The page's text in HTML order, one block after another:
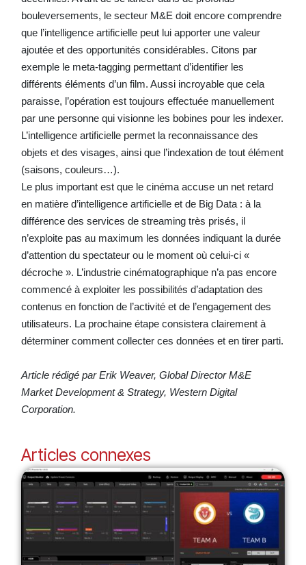
bouleversements, le secteur M&E doit encore comprendre
que l’intelligence artificielle peut lui apporter une valeur
ajoutée et des opportunités considérables. Citons par
exemple le meta-tagging permettant d’identifier les
différents éléments d’un film. Aussi incroyable que cela
paraisse, l’opération est toujours effectuée manuellement
par une personne qui visionne les bobines pour les indexer.
L’intelligence artificielle permet la reconnaissance des
objets et des visages, ainsi que l’indexation de tout élément
(saisons, couleurs…).
Le plus important est que le cinéma accuse un net retard
en matière d’intelligence artificielle et de Big Data : à la
différence des services de streaming très prisés, il
n’exploite pas au maximum les données indiquant la durée
d’attention du spectateur ou le moment où celui-ci «
décroche ». L’industrie cinématographique n’a pas encore
commencé à exploiter les possibilités d’adaptation des
contenus en fonction de l’activité et de l’engagement des
utilisateurs. La prochaine étape consistera clairement à
déterminer comment collecter ces données et en tirer parti.
Article rédigé par Erik Weaver, Global Director M&E
Market Development & Strategy, Western Digital
Corporation.
Articles connexes